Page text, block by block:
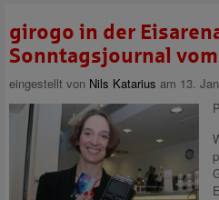
girogo in der
Sonntagsjournal
eingestellt von Nils Katarius am 13.